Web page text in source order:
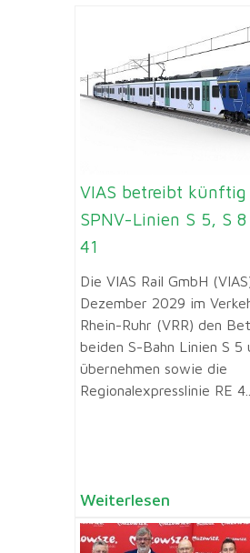
VIAS betreibt künftig
SPNV-Linien S 5, S
41
Die VIAS Rail GmbH
Dezember 2029 im
Rhein-Ruhr (VRR) den
beiden S-Bahn Linien S 5
übernehmen sowie die
Regionalexpresslinie RE 4...
Weiterlesen